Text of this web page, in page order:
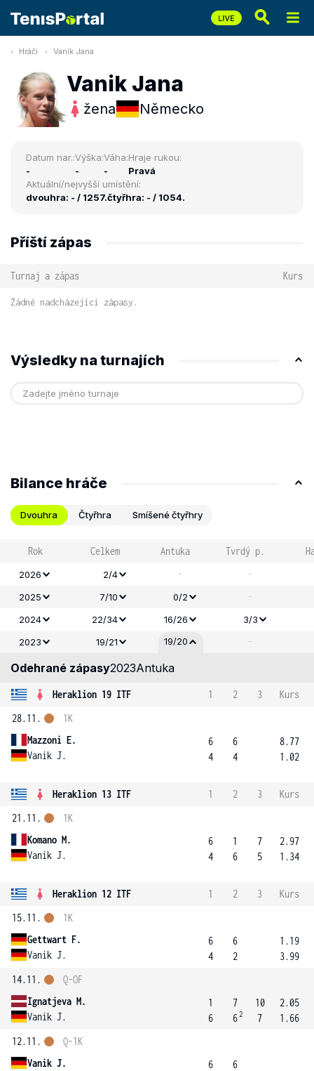
Hráči Vanik Jana
Vanik Jana
žena Německo
Datum nar.:
-
Výška:
-
Váha:
-
Hraje rukou:
Pravá
Aktuální/nejvyšší umístění:
dvouhra: - / 1257.čtyřhra: - / 1054.
Příští zápas
Turnaj a zápas Kurs
Žádné nadcházející zápasy.
Výsledky na turnajích
Bilance hráče
Dvouhra Čtyřhra Smíšené čtyřhry
Rok Celkem Antuka Tvrdý p.
2026 2/4 - -
2025 7/10 0/2 -
2024 22/34 16/26 3/3
2023
19/21 19/20 -
Odehrané zápasy2023Antuka
Heraklion 19 ITF 1 2 3
Kurs
28.11.
Mazzoni E.
Vanik J.
1K
6
4
6
4
8.77
1.02
Heraklion 13 ITF 1 2 3
Kurs
21.11.
Komano M.
Vanik J.
1K
6
4
1
6
7
5
2.97
1.34
Heraklion 12 ITF 1 2 3
Kurs
15.11.
Gettwart F.
Vanik J.
1K
6
4
6
2
1.19
3.99
14.11.
Ignatjeva M.
Vanik J.
Q-OF
1
6
7
62
10
7
2.05
1.66
12.11.
Vanik J.
Q-1K
6
6